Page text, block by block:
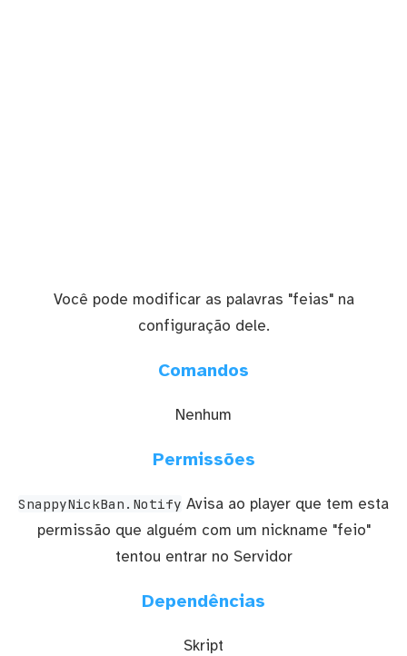
Você pode modificar as palavras "feias" na
configuração dele.
Comandos
Nenhum
Permissões
SnappyNickBan.Notify Avisa ao player que tem esta
permissão que alguém com um nickname "feio"
tentou entrar no Servidor
Dependências
Skript